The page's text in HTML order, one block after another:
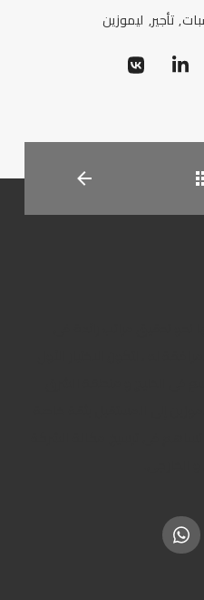
تأجير ليموزين